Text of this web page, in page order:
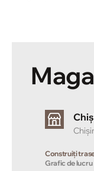
Construiți
Grafic de lucru